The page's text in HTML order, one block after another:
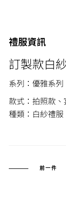
禮服資訊
訂製款白
系列：優雅系
款式：拍照款、
種類：白紗禮服
前一件